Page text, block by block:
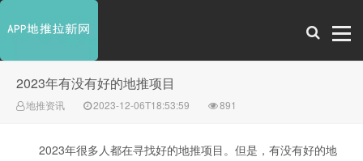
2023年有没有好的地推项目
地推资讯 2023-12-06T18:53:59 891
2023年很多人都在寻找好的地推项目。但是，有没有好的地